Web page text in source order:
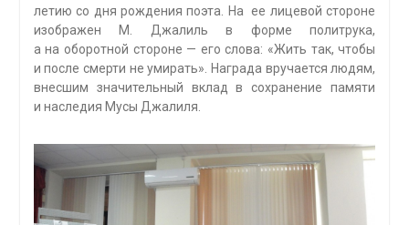
летию со дня рождения поэта. На ее лицевой стороне
изображен М. Джалиль в форме политрука,
а на оборотной стороне — его слова: «Жить так, чтобы
и после смерти не умирать». Награда вручается людям,
внесшим значительный вклад в сохранение памяти
и наследия Мусы Джалиля.